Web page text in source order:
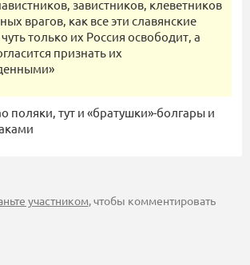
завистников, клеветников
врагов, как все эти славянские
только их Россия освободит, а
признать их
поляки, тут и «братушки»-болгары и
участником, чтобы комментировать